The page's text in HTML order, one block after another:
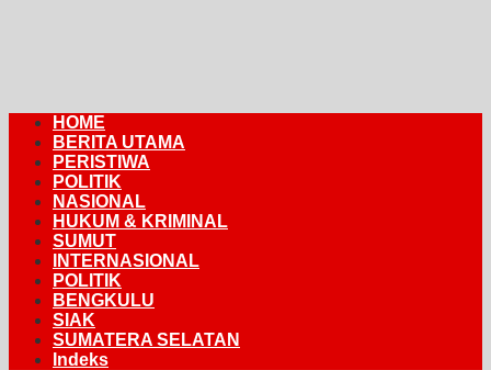
HOME
BERITA UTAMA
PERISTIWA
POLITIK
NASIONAL
HUKUM & KRIMINAL
SUMUT
INTERNASIONAL
POLITIK
BENGKULU
SIAK
SUMATERA SELATAN
Indeks